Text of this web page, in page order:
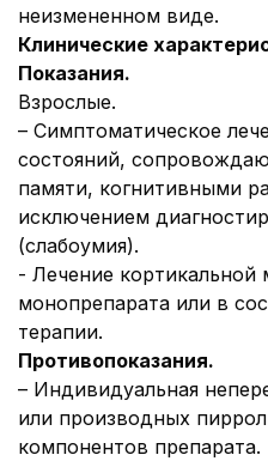
неизмененном виде.
Клинические
Показания.
Взрослые.
– Симптоматическое
состояний,
памяти, когнитивными
исключением
(слабоумия).
- Лечение кортикальной
монопрепарата или в
терапии.
Противопоказания.
– Индивидуальная
или производных
компонентов препарата.